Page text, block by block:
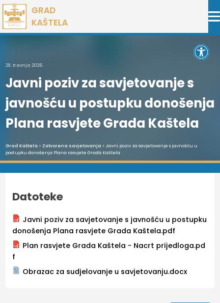
Preskoči
na
sadržaj
GRAD
KAŠTELA
28. travnja 2026.
Javni poziv za savjetovanje s
javnošću u postupku donošenja
Plana rasvjete Grada Kaštela
Grad Kaštela > Zatvorena savjetovanja > Javni poziv za savjetovanje s javnošću u
postupku donošenja Plana rasvjete Grada Kaštela
Datoteke
Javni poziv za savjetovanje s javnošću u postupku
donošenja Plana rasvjete Grada Kaštela.pdf
Plan rasvjete Grada Kaštela - Nacrt prijedloga.pd
f
Obrazac za sudjelovanje u savjetovanju.docx